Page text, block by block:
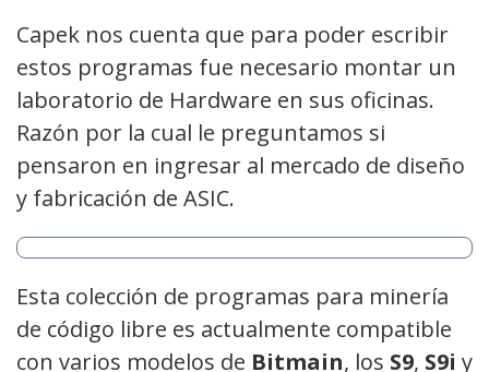
Capek nos cuenta que para poder escribir
estos programas fue necesario montar un
laboratorio de Hardware en sus oficinas.
Razón por la cual le preguntamos si
pensaron en ingresar al mercado de diseño
y fabricación de ASIC.
Esta colección de programas para minería
de código libre es actualmente compatible
con varios modelos de Bitmain, los S9, S9i y